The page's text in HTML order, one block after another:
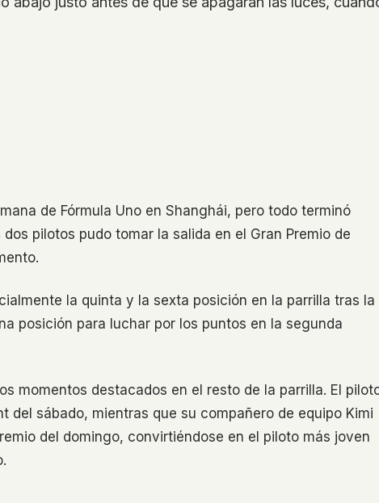
de Fórmula Uno en Shanghái, pero todo terminó
pilotos pudo tomar la salida en el Gran Premio de
la quinta y la sexta posición en la parrilla tras la
posición para luchar por los puntos en la segunda
momentos destacados en el resto de la parrilla. El
del sábado, mientras que su compañero de equipo Kimi
del domingo, convirtiéndose en el piloto más joven